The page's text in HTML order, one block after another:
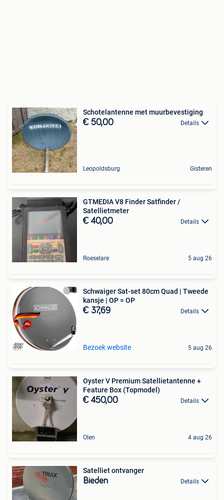
Schotelantenne met muurbevestiging
€ 50,00 Details
Leopoldsburg Gisteren
GTMEDIA V8 Finder Satfinder /
Satellietmeter
€ 40,00 Details
Roeselare 5 aug 26
Schwaiger Sat-set 80cm Quad | Tweede
kansje | OP = OP
€ 37,69 Details
Bezoek website 5 aug 26
Oyster V Premium Satellietantenne +
Feature Box (Topmodel)
€ 450,00 Details
Olen 4 aug 26
Satelliet ontvanger
Bieden Details